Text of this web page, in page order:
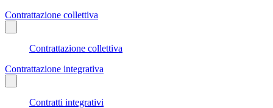
Contrattazione collettiva
Contrattazione collettiva
Contrattazione integrativa
Contratti integrativi